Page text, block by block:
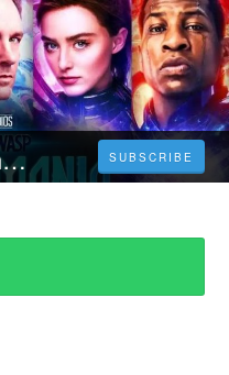
فيلم <<Ant-Man and the Wasp: Quantumania (2023)>> مترجم كامل اون لاين مترجم عربي [SA] SUBSCRIBE